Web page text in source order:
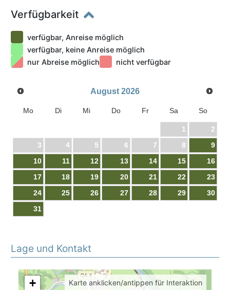
Verfügbarkeit
verfügbar, Anreise möglich
verfügbar, keine Anreise möglich
nur Abreise möglich
nicht verfügbar
August 2026
Mo Di Mi Do Fr Sa So
1
2
3
4 5 6 7 8
9
10
11 12 13 14 15
16
17
18 19 20 21 22
23
24
25 26 27 28 29
30
31
Lage und Kontakt
+
Karte anklicken/antippen für Interaktion